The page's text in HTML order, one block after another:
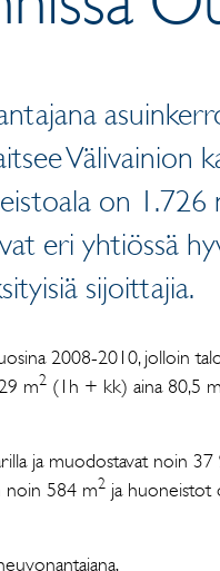
Välivainion
on 1.726
eri yhtiössä
sijoittajia.
2008-2010, jolloin
m2 (1h + kk) aina 80,5
ja muodostavat noin 37
noin 584 m2 ja huoneistot